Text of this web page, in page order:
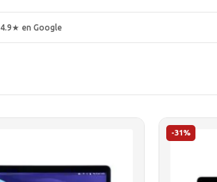
4.9★ en Google
-31%